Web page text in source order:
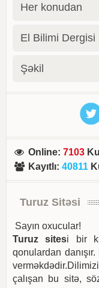
Her konudan
El Bilimi Dergisi
Şəkil
Online:7103
Kayıtlı:40811
Turuz Sitəsi
Sayın oxucular!
Turuz sitesi bir
qonulardan
çalışan bu sitə,